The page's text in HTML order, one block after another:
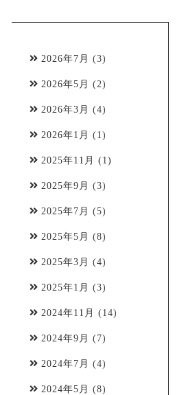
2026年7月 (3)
2026年5月 (2)
2026年3月 (4)
2026年1月 (1)
2025年11月 (1)
2025年9月 (3)
2025年7月 (5)
2025年5月 (8)
2025年3月 (4)
2025年1月 (3)
2024年11月 (14)
2024年9月 (7)
2024年7月 (4)
2024年5月 (8)